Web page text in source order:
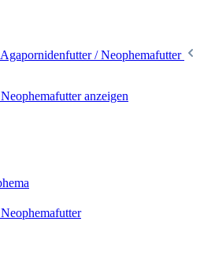
Agapornidenfutter / Neophemafutter
anzeigen